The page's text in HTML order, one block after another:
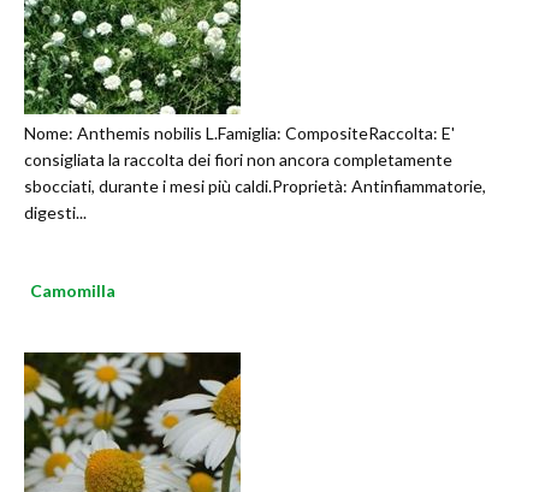
Nome: Anthemis nobilis L.Famiglia: CompositeRaccolta: E'
consigliata la raccolta dei fiori non ancora completamente
sbocciati, durante i mesi più caldi.Proprietà: Antinfiammatorie,
digesti...
Camomilla